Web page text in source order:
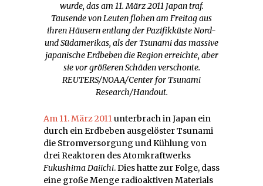
wurde, das am 11. März 2011 Japan traf.
Tausende von Leuten flohen am Freitag aus
ihren Häusern entlang der Pazifikküste Nord-
und Südamerikas, als der Tsunami das massive
japanische Erdbeben die Region erreichte, aber
sie vor größeren Schäden verschonte.
REUTERS/NOAA/Center for Tsunami
Research/Handout.
Am 11. März 2011unterbrach in Japan ein
durch ein Erdbeben ausgelöster Tsunami
die Stromversorgung und Kühlung von
drei Reaktoren des Atomkraftwerks
Fukushima Daiichi. Dies hatte zur Folge, dass
eine große Menge radioaktiven Materials